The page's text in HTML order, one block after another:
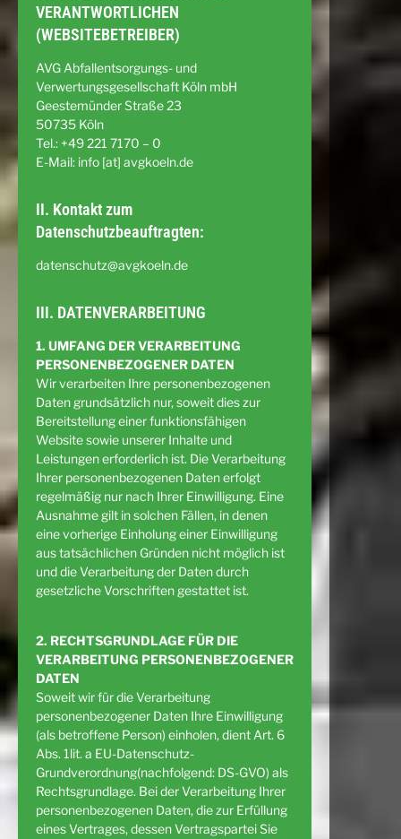
VERANTWORTLICHEN
(WEBSITEBETREIBER)
AVG Abfallentsorgungs- und
Verwertungsgesellschaft Köln mbH
Geestemünder Straße 23
50735 Köln
Tel.: +49 221 7170 – 0
E-Mail: info [at] avgkoeln.de
II. Kontakt zum
Datenschutzbeauftragten:
datenschutz@avgkoeln.de
III. DATENVERARBEITUNG
1. UMFANG DER VERARBEITUNG
PERSONENBEZOGENER DATEN
Wir verarbeiten Ihre personenbezogenen
Daten grundsätzlich nur, soweit dies zur
Bereitstellung einer funktionsfähigen
Website sowie unserer Inhalte und
Leistungen erforderlich ist. Die Verarbeitung
Ihrer personenbezogenen Daten erfolgt
regelmäßig nur nach Ihrer Einwilligung. Eine
Ausnahme gilt in solchen Fällen, in denen
eine vorherige Einholung einer Einwilligung
aus tatsächlichen Gründen nicht möglich ist
und die Verarbeitung der Daten durch
gesetzliche Vorschriften gestattet ist.
2. RECHTSGRUNDLAGE FÜR DIE
VERARBEITUNG PERSONENBEZOGENER
DATEN
Soweit wir für die Verarbeitung
personenbezogener Daten Ihre Einwilligung
(als betroffene Person) einholen, dient Art. 6
Abs. 1lit. a EU-Datenschutz-
Grundverordnung(nachfolgend: DS-GVO) als
Rechtsgrundlage. Bei der Verarbeitung Ihrer
personenbezogenen Daten, die zur Erfüllung
eines Vertrages, dessen Vertragspartei Sie